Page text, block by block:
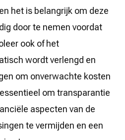
het is belangrijk om deze
door te nemen voordat
ook of het
wordt verlengd en
om onverwachte kosten
om transparantie
aspecten van de
te vermijden en een